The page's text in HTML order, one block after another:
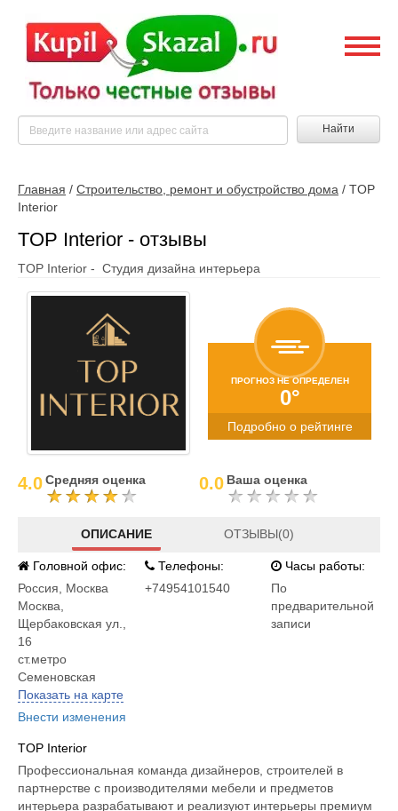
Найти
Главная / Строительство, ремонт и обустройство дома / TOP
Interior
TOP Interior - отзывы
TOP Interior - Студия дизайна интерьера
ПРОГНОЗ НЕ ОПРЕДЕЛЕН
0°
Подробно о рейтинге
4.0Средняя оценка 0.0 Ваша оценка
ОПИСАНИЕ ОТЗЫВЫ(0)
Головной офис:
Россия
Москва
Москва,
Щербаковская ул.,
16
ст.метро
Семеновская
Показать на карте
Внести изменения
Телефоны:
+74954101540
Часы работы:
По
предварительной
записи
TOP Interior
Профессиональная команда дизайнеров, строителей в
партнерстве с производителями мебели и предметов
интерьера разрабатывают и реализуют интерьеры премиум